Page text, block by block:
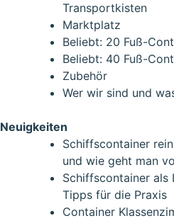
Transportkisten
Marktplatz
Beliebt: 20 Fuß-
Beliebt: 40 Fuß-
Zubehör
Wer wir sind und
Neuigkeiten
Schiffscontainer
und wie geht man
Schiffscontainer als
Tipps für die Praxis
Container